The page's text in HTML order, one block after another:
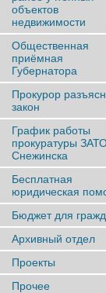
объектов
недвижимости
Общественная
приёмная
Губернатора
Прокурор
закон
График работы
прокуратуры ЗАТО
Снежинска
Бесплатная
юридическая
Бюджет для
Архивный отдел
Проекты
Прочее